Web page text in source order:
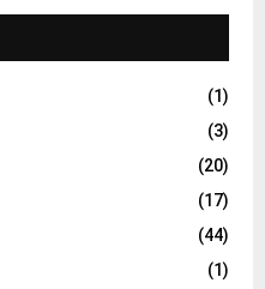
(1)
(3)
(20)
(17)
(44)
(1)